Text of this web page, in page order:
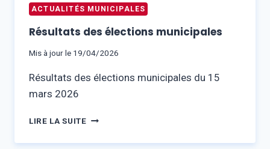
À
14H00
SALLE
ACTUALITÉS MUNICIPALES
Résultats des élections municipales
Mis à jour le 19/04/2026
Résultats des élections municipales du 15
mars 2026
LIRE LA SUITERÉSULTATS
ÉLECTIONS